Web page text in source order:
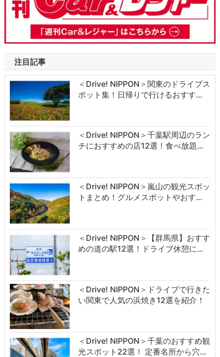
注目記事
＜Drive! NIPPON＞関東のドライブス
ポット集！日帰りで行けるおすす…
＜Drive! NIPPON＞千葉駅周辺のラン
チにおすすめの店12選！食べ放題…
＜Drive! NIPPON＞嵐山の観光スポッ
トまとめ！グルメスポットやおす…
＜Drive! NIPPON＞【群馬県】おすす
めの道の駅12選！ドライブ休憩に…
＜Drive! NIPPON＞ドライブで行きた
い関東で人気の浜焼き12選を紹介！
＜Drive! NIPPON＞千葉のおすすめ観
光スポット22選！ 定番名所から穴…